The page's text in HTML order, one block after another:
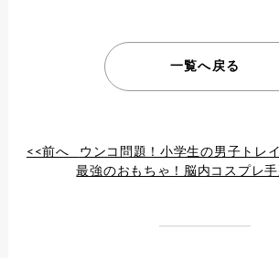
一覧へ戻る
<<前へ ウンコ問題！小学生の男子トレ
最強のおもちゃ！脳内コスプレ